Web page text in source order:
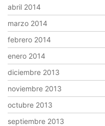
abril 2014
marzo 2014
febrero 2014
enero 2014
diciembre 2013
noviembre 2013
octubre 2013
septiembre 2013